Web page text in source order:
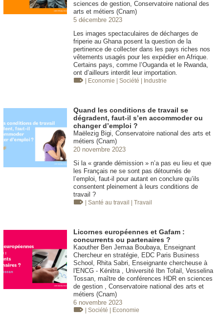
sciences de gestion, Conservatoire national des
arts et métiers (Cnam)
5 décembre 2023
Les images spectaculaires de décharges de
friperie au Ghana posent la question de la
pertinence de collecter dans les pays riches nos
vêtements usagés pour les expédier en Afrique.
Certains pays, comme l’Ouganda et le Rwanda,
ont d’ailleurs interdit leur importation.
| Economie | Société | Industrie
Quand les conditions de travail se
dégradent, faut-il s’en accommoder ou
changer d’emploi ?
Maëlezig Bigi, Conservatoire national des arts et
métiers (Cnam)
20 novembre 2023
Si la « grande démission » n’a pas eu lieu et que
les Français ne se sont pas détournés de
l’emploi, faut-il pour autant en conclure qu’ils
consentent pleinement à leurs conditions de
travail ?
| Santé au travail | Travail
Licornes européennes et Gafam :
concurrents ou partenaires ?
Kaouther Ben Jemaa Boubaya, Enseignant
Chercheur en stratégie, EDC Paris Business
School, Rhita Sabri, Enseignante chercheuse à
l'ENCG - Kénitra , Université Ibn Tofail, Vesselina
Tossan, maître de conférences HDR en sciences
de gestion , Conservatoire national des arts et
métiers (Cnam)
6 novembre 2023
| Société | Economie